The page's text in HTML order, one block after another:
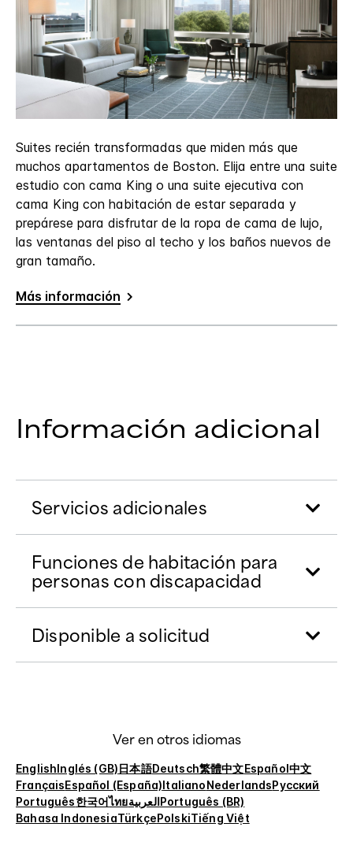
Suites recién transformadas que miden más que
muchos apartamentos de Boston. Elija entre una suite
estudio con cama King o una suite ejecutiva con
cama King con habitación de estar separada y
prepárese para disfrutar de la ropa de cama de lujo,
las ventanas del piso al techo y los baños nuevos de
gran tamaño.
Más información
Información adicional
Servicios adicionales
Funciones de habitación para
personas con discapacidad
Disponible a solicitud
Ver en otros idiomas
EnglishInglés (GB)日本語Deutsch繁體中文Español中文
FrançaisEspañol (España)ItalianoNederlandsРусский
Português한국어ไทยالعربيةPortuguês (BR)
Bahasa IndonesiaTürkçePolskiTiếng Việt